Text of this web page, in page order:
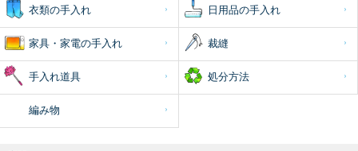
衣類の手入れ 日用品の手入れ
家具・家電の手入れ 裁縫
手入れ道具 処分方法
編み物